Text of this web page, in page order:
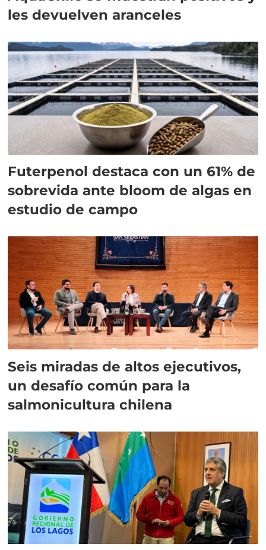
les devuelven aranceles
Futerpenol destaca con un 61% de
sobrevida ante bloom de algas en
estudio de campo
Seis miradas de altos ejecutivos,
un desafío común para la
salmonicultura chilena